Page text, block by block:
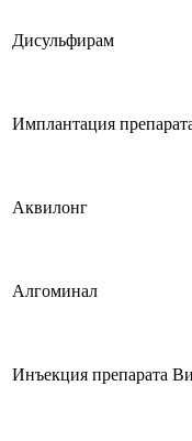
Дисульфирам
Имплантация
Аквилонг
Алгоминал
Инъекция препарата